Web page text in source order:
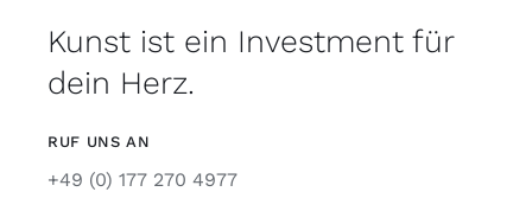
Kunst ist ein Investment für
dein Herz.
RUF UNS AN
+49 (0) 177 270 4977